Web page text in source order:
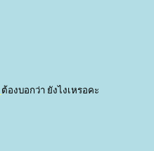
ต้องบอกว่า ยังไงเหรอคะ